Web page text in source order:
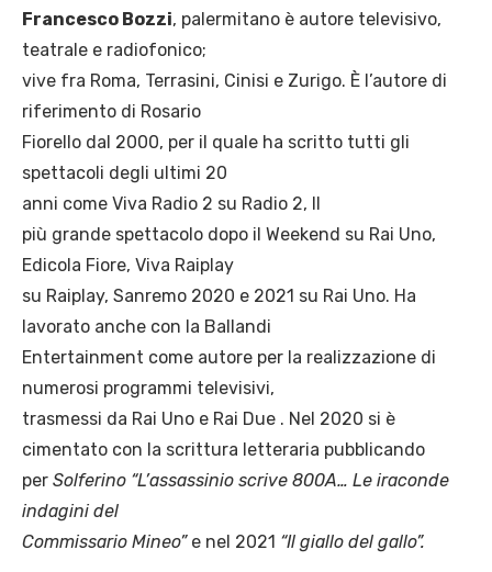
Francesco Bozzi, palermitano è autore televisivo,
teatrale e radiofonico;
vive fra Roma, Terrasini, Cinisi e Zurigo. È l’autore di
riferimento di Rosario
Fiorello dal 2000, per il quale ha scritto tutti gli
spettacoli degli ultimi 20
anni come Viva Radio 2 su Radio 2, Il
più grande spettacolo dopo il Weekend su Rai Uno,
Edicola Fiore, Viva Raiplay
su Raiplay, Sanremo 2020 e 2021 su Rai Uno. Ha
lavorato anche con la Ballandi
Entertainment come autore per la realizzazione di
numerosi programmi televisivi,
trasmessi da Rai Uno e Rai Due . Nel 2020 si è
cimentato con la scrittura letteraria pubblicando
per Solferino “L’assassinio scrive 800A… Le iraconde
indagini del
Commissario Mineo”e nel 2021 “Il giallo del gallo”.